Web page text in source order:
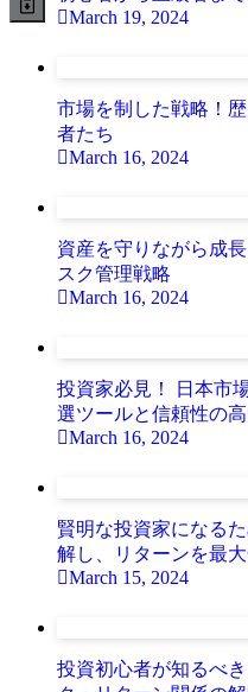
March 19, 2024
市場を制した戦略！
者たち
March 16, 2024
資産を守りながら成
スク管理戦略
March 16, 2024
投資家必見！ 日本市
選ツールと信頼性の
March 16, 2024
賢明な投資家になる
解し、リターンを最
March 15, 2024
投資初心者が知るべ